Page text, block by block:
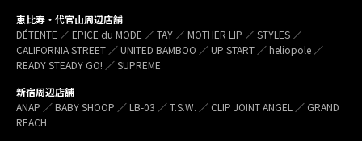
恵比寿・代官山周辺店舗
DÉTENTE ／ EPICE du MODE ／ TAY ／ MOTHER LIP ／ STYLES ／
CALIFORNIA STREET ／ UNITED BAMBOO ／ UP START ／ heliopole ／
READY STEADY GO! ／ SUPREME
新宿周辺店舗
ANAP ／ BABY SHOOP ／ LB-03 ／ T.S.W. ／ CLIP JOINT ANGEL ／ GRAND
REACH